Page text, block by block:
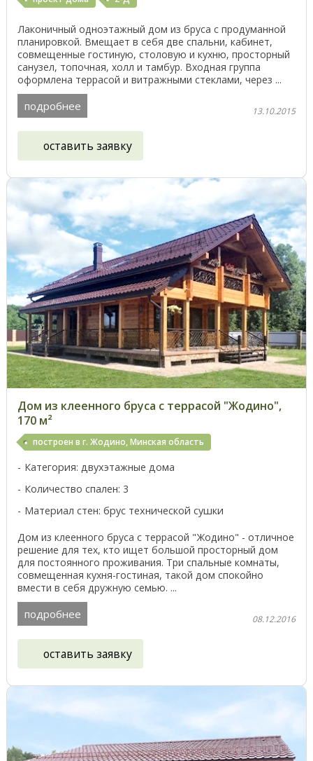
Лаконичный одноэтажный дом из бруса с продуманной
планировкой. Вмещает в себя две спальни, кабинет,
совмещенные гостиную, столовую и кухню, просторный
санузел, топочная, холл и тамбур. Входная группа
оформлена террасой и витражными стеклами, через ...
подробнее 13.10.2015
оставить заявку
Дом из клеенного бруса с террасой "Жодино",
170 м²
построен в г. Жодино, Минская область
Категория: двухэтажные дома
Количество спален: 3
Материал стен: брус технической сушки
Дом из клеенного бруса с террасой "Жодино" - отличное
решение для тех, кто ищет большой просторный дом
для постоянного проживания. Три спальные комнаты,
совмещенная кухня-гостиная, такой дом спокойно
вмести в себя дружную семью. ...
подробнее 08.12.2016
оставить заявку